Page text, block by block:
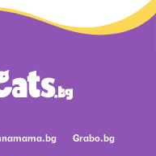
Grabo.bg